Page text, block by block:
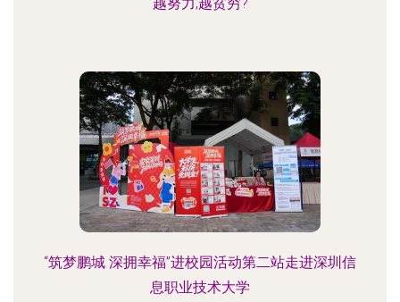
“筑梦鹏城 深拥幸福”进校园活动第二站走进深圳信
息职业技术大学